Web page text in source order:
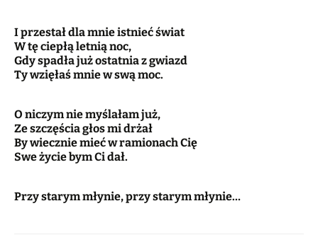
I przestał dla mnie istnieć świat
W tę ciepłą letnią noc,
Gdy spadła już ostatnia z gwiazd
Ty wzięłaś mnie w swą moc.
O niczym nie myślałam już,
Ze szczęścia głos mi drżał
By wiecznie mieć w ramionach Cię
Swe życie bym Ci dał.
Przy starym młynie, przy starym młynie…